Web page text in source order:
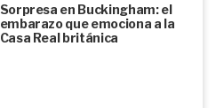
Sorpresa en Buckingham: el
embarazo que emociona a la
Casa Real británica